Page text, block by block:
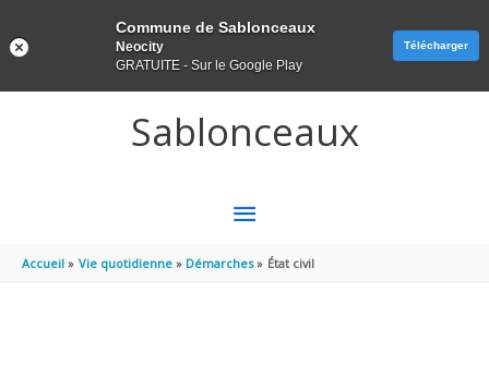
Sablonceaux
MENU
PRINCIPAL
Accueil Vie quotidienne Démarches État civil
Commune de Sablonceaux
Neocity
GRATUITE - Sur le Google Play
Télécharger